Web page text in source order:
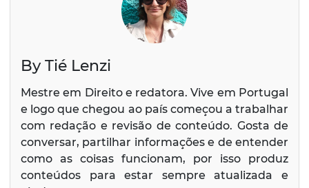
By Tié Lenzi
Mestre em Direito e redatora. Vive em Portugal
e logo que chegou ao país começou a trabalhar
com redação e revisão de conteúdo. Gosta de
conversar, partilhar informações e de entender
como as coisas funcionam, por isso produz
conteúdos para estar sempre atualizada e